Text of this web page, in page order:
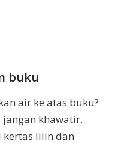
buku
air ke atas buku?
jangan khawatir.
kertas lilin dan